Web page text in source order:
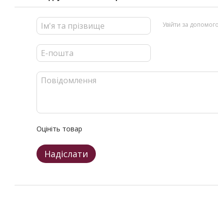
Увійти за
Оцініть товар
Надіслати